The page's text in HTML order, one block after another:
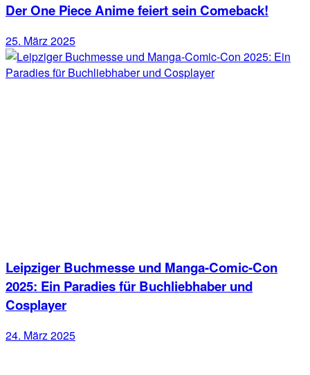
Der One Piece Anime feiert sein Comeback!
25. März 2025
Leipziger Buchmesse und Manga-Comic-Con
2025: Ein Paradies für Buchliebhaber und
Cosplayer
24. März 2025